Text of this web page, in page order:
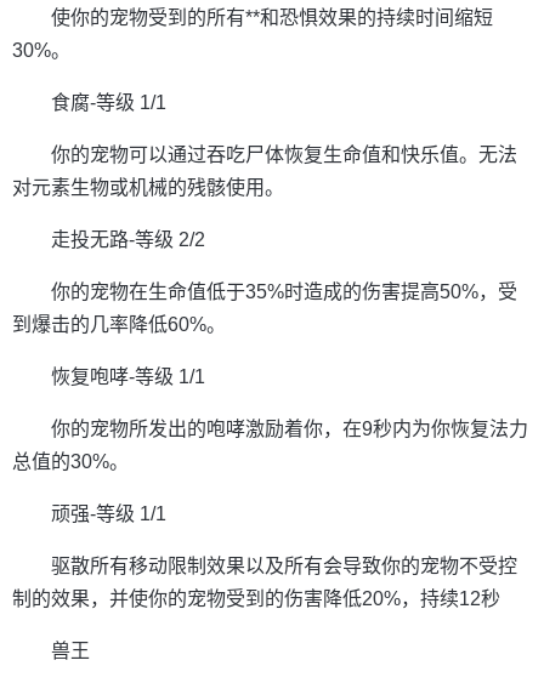
使你的宠物受到的所有**和恐惧效果的持续时间缩短
30%。
食腐-等级 1/1
你的宠物可以通过吞吃尸体恢复生命值和快乐值。无法
对元素生物或机械的残骸使用。
走投无路-等级 2/2
你的宠物在生命值低于35%时造成的伤害提高50%，受
到爆击的几率降低60%。
恢复咆哮-等级 1/1
你的宠物所发出的咆哮激励着你，在9秒内为你恢复法力
总值的30%。
顽强-等级 1/1
驱散所有移动限制效果以及所有会导致你的宠物不受控
制的效果，并使你的宠物受到的伤害降低20%，持续12秒
兽王